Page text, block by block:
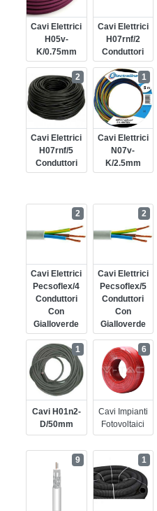
Cavi Elettrici
H05v-
K/0.75mm
Cavi Elettrici
H07rnf/2
Conduttori
Cavi Elettrici
H07rnf/5
Conduttori
2
Cavi Elettrici
N07v-
K/2.5mm
1
Cavi Elettrici
Pecsoflex/4
Conduttori
Con
Gialloverde
2
Cavi Elettrici
Pecsoflex/5
Conduttori
Con
Gialloverde
2
Cavi H01n2-
D/50mm
1
Cavi Impianti
Fotovoltaici
6
9 1